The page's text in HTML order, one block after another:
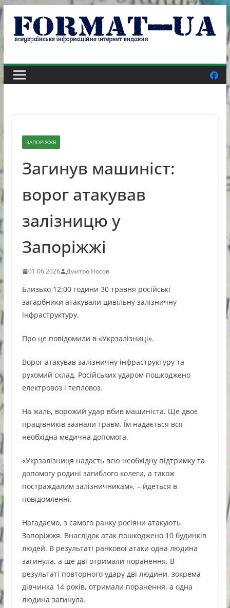
Skip
content
ЗАПОРІЖЖЯ
Загинув машиніст:
ворог атакував
залізницю у
Запоріжжі
01.06.2026 Дмитро Носов
Близько 12:00 години 30 травня російські
загарбники атакували цивільну залізничну
інфраструктуру.
Про це повідомили в «Укрзалізниці».
Ворог атакував залізничну інфраструктуру та
рухомий склад. Російських ударом пошкоджено
електровоз і тепловоз.
На жаль, ворожий удар вбив машиніста. Ще двоє
працівників зазнали травм. Їм надається вся
необхідна медична допомога.
«Укрзалізниця надасть всю необхідну підтримку та
допомогу родині загиблого колеги, а також
постраждалим залізничникам», – йдеться в
повідомленні.
Нагадаємо, з самого ранку росіяни атакують
Запоріжжя. Внаслідок атак пошкоджено 10 будинків
людей. В результаті ранкової атаки одна людина
загинула, а ще дві отримали поранення. В
результаті повторного удару дві людини, зокрема
дівчинка 14 років, отримали поранення, а одна
людина загинула.